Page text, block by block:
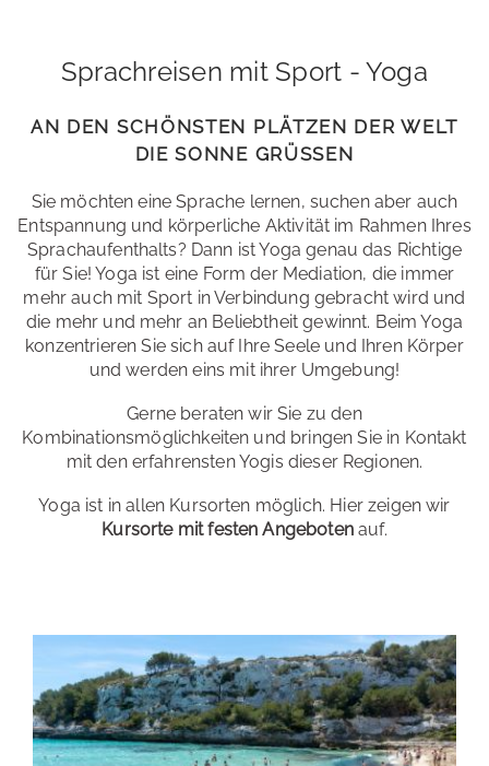
Sprachreisen mit Sport - Yoga
AN DEN SCHÖNSTEN PLÄTZEN DER WELT
DIE SONNE GRÜSSEN
Sie möchten eine Sprache lernen, suchen aber auch
Entspannung und körperliche Aktivität im Rahmen Ihres
Sprachaufenthalts? Dann ist Yoga genau das Richtige
für Sie! Yoga ist eine Form der Mediation, die immer
mehr auch mit Sport in Verbindung gebracht wird und
die mehr und mehr an Beliebtheit gewinnt. Beim Yoga
konzentrieren Sie sich auf Ihre Seele und Ihren Körper
und werden eins mit ihrer Umgebung!
Gerne beraten wir Sie zu den
Kombinationsmöglichkeiten und bringen Sie in Kontakt
mit den erfahrensten Yogis dieser Regionen.
Yoga ist in allen Kursorten möglich. Hier zeigen wir
Kursorte mit festen Angebotenauf.